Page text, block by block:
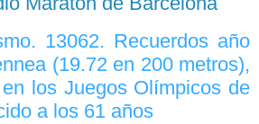
13062. Recuerdos año
(19.72 en 200 metros),
los Juegos Olímpicos de
a los 61 años